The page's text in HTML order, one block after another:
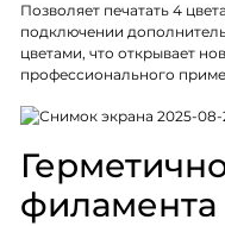
Позволяет печатать 4
подключении
цветами, что открывает
профессионального
филамента